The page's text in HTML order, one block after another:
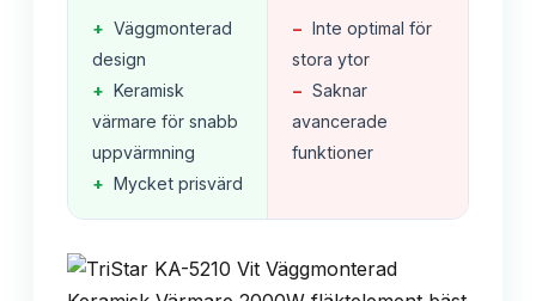
+ Väggmonterad
design
+ Keramisk
värmare för snabb
uppvärmning
+ Mycket prisvärd
− Inte optimal för
stora ytor
− Saknar
avancerade
funktioner